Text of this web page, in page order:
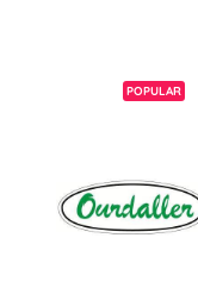
POPULAR